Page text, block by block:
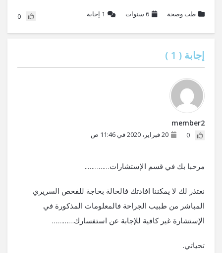
طب وصحة 6 سنوات 1 إجابة 0
إجابة ( 1
)
member2
0 20 فبراير، 2020 في 11:46 ص
مرحبا بك في قسم الإستشارات…………..
نعتذر لك لا يمكننا افادتك فالحالة بحاجة للفحص السريري
المباشر من طبيب الجراحة فالمعلومات المذكورة في
الإستشارة غير كافية للإجابة عن استفسارك…………
تحياتي.